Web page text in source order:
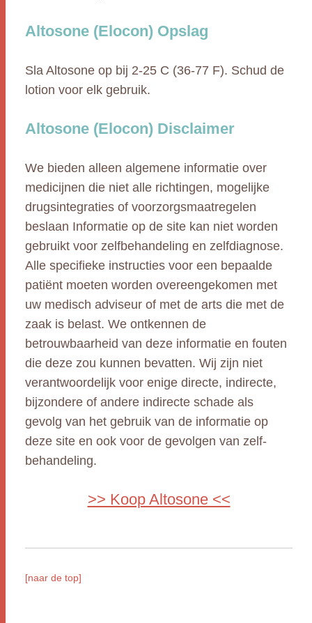
Altosone (Elocon) Opslag
Sla Altosone op bij 2-25 C (36-77 F). Schud de
lotion voor elk gebruik.
Altosone (Elocon) Disclaimer
We bieden alleen algemene informatie over
medicijnen die niet alle richtingen, mogelijke
drugsintegraties of voorzorgsmaatregelen
beslaan Informatie op de site kan niet worden
gebruikt voor zelfbehandeling en zelfdiagnose.
Alle specifieke instructies voor een bepaalde
patiënt moeten worden overeengekomen met
uw medisch adviseur of met de arts die met de
zaak is belast. We ontkennen de
betrouwbaarheid van deze informatie en fouten
die deze zou kunnen bevatten. Wij zijn niet
verantwoordelijk voor enige directe, indirecte,
bijzondere of andere indirecte schade als
gevolg van het gebruik van de informatie op
deze site en ook voor de gevolgen van zelf-
behandeling.
>> Koop Altosone <<
[naar de top]